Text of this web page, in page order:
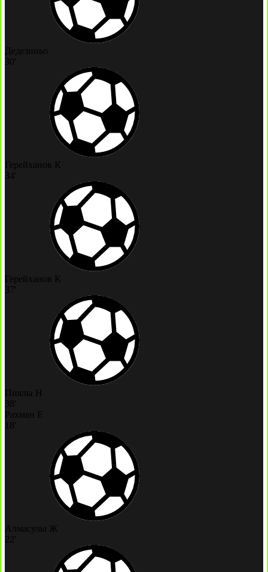
Дедезиньо
30'
Герейханов К
34'
Герейханов К
37'
Пиялы Н
38'
Рахман Е
18'
Алмасулы Ж
22'